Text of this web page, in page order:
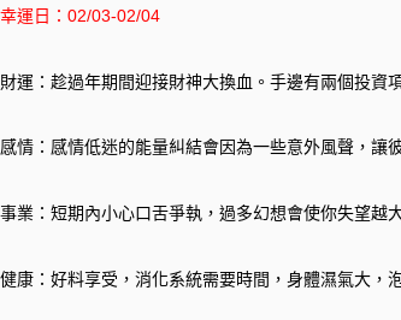
幸運日：02/03-02/04
財運：趁過年期間迎接財神大換血。手邊有兩個投資
感情：感情低迷的能量糾結會因為一些意外風聲，讓
事業：短期內小心口舌爭執，過多幻想會使你失望越
健康：好料享受，消化系統需要時間，身體濕氣大，